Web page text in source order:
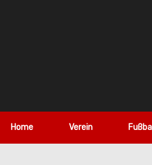
Home Verein